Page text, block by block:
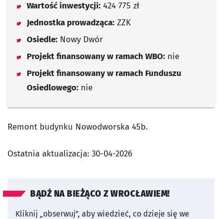
Wartość inwestycji: 424 775 zł
Jednostka prowadząca: ZZK
Osiedle: Nowy Dwór
Projekt finansowany w ramach WBO: nie
Projekt finansowany w ramach Funduszu
Osiedlowego: nie
Remont budynku Nowodworska 45b.
Ostatnia aktualizacja: 30-04-2026
BĄDŹ NA BIEŻĄCO Z WROCŁAWIEM!
Kliknij „obserwuj”, aby wiedzieć, co dzieje się we